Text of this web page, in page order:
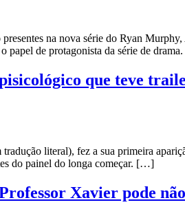
na nova série do Ryan
papel de protagonista da série de
que teve
literal), fez a sua primeira
do painel do longa começar. […]
Xavier pode